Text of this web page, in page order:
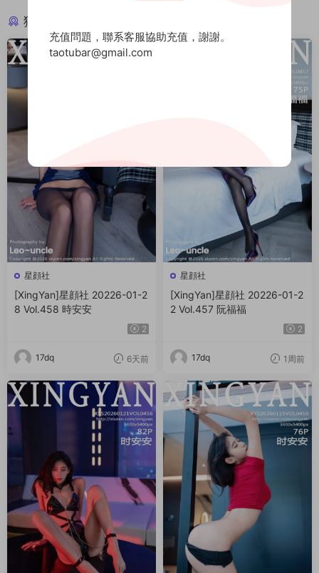
猜你喜歡
星顔社
[XingYan]星顔社 20226-01-2
8 Vol.458 時安安
2
17dq 6天前
星顔社
[XingYan]星顔社 20226-01-2
2 Vol.457 阮福福
2
17dq 1周前
充值問題，聯系客服協助充值，謝謝。
taotubar@gmail.com